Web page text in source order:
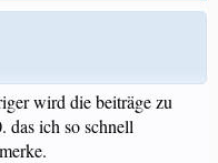
wird die beiträge zu
das ich so schnell